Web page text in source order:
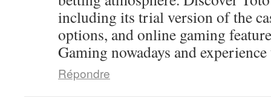
including its trial version of the
options, and online gaming
Gaming nowadays and
Répondre